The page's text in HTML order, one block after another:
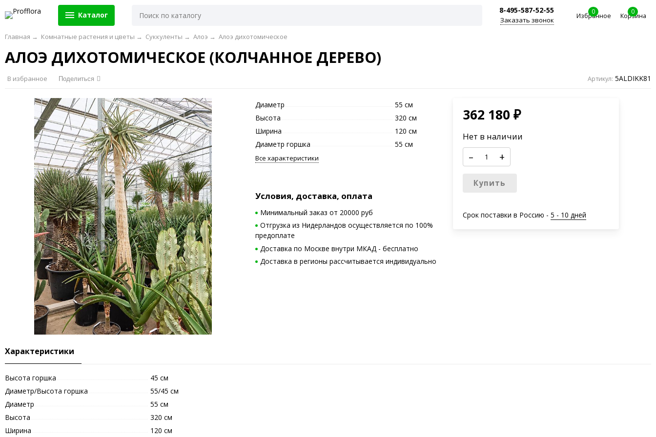
Каталог
8-495-587-52-55
Заказать звонок
0
Избранное
0
Корзина
Главная → Комнатные растения и цветы → Суккуленты → Алоэ → Алоэ дихотомическое
АЛОЭ ДИХОТОМИЧЕСКОЕ (КОЛЧАННОЕ ДЕРЕВО)
В избранное Поделиться Артикул: 5ALDIKK81
Диаметр
55 см
Высота
320 см
Ширина
120 см
Диаметр горшка
55 см
Все характеристики
Условия, доставка, оплата
Минимальный заказ от 20000 руб
Отгрузка из Нидерландов осуществляется по 100%
предоплате
Доставка по Москве внутри МКАД - бесплатно
Доставка в регионы рассчитывается индивидуально
362 180 ₽
Нет в наличии
– +
Купить
Срок поставки в Россию - 5 - 10 дней
Характеристики
Высота горшка
45 см
Диаметр/Высота горшка
55/45 см
Диаметр
55 см
Высота
320 см
Ширина
120 см